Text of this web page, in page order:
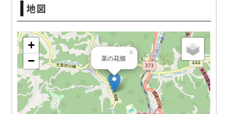
地図
菜の花畑